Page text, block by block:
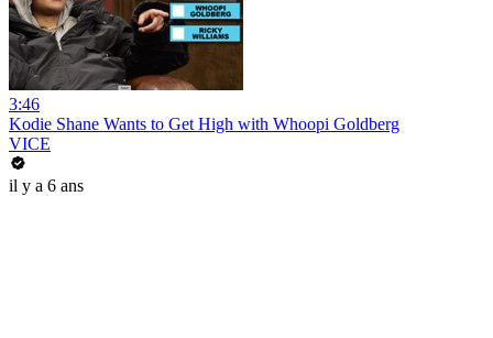
3:46
Kodie Shane Wants to Get High with Whoopi Goldberg
VICE
il y a 6 ans